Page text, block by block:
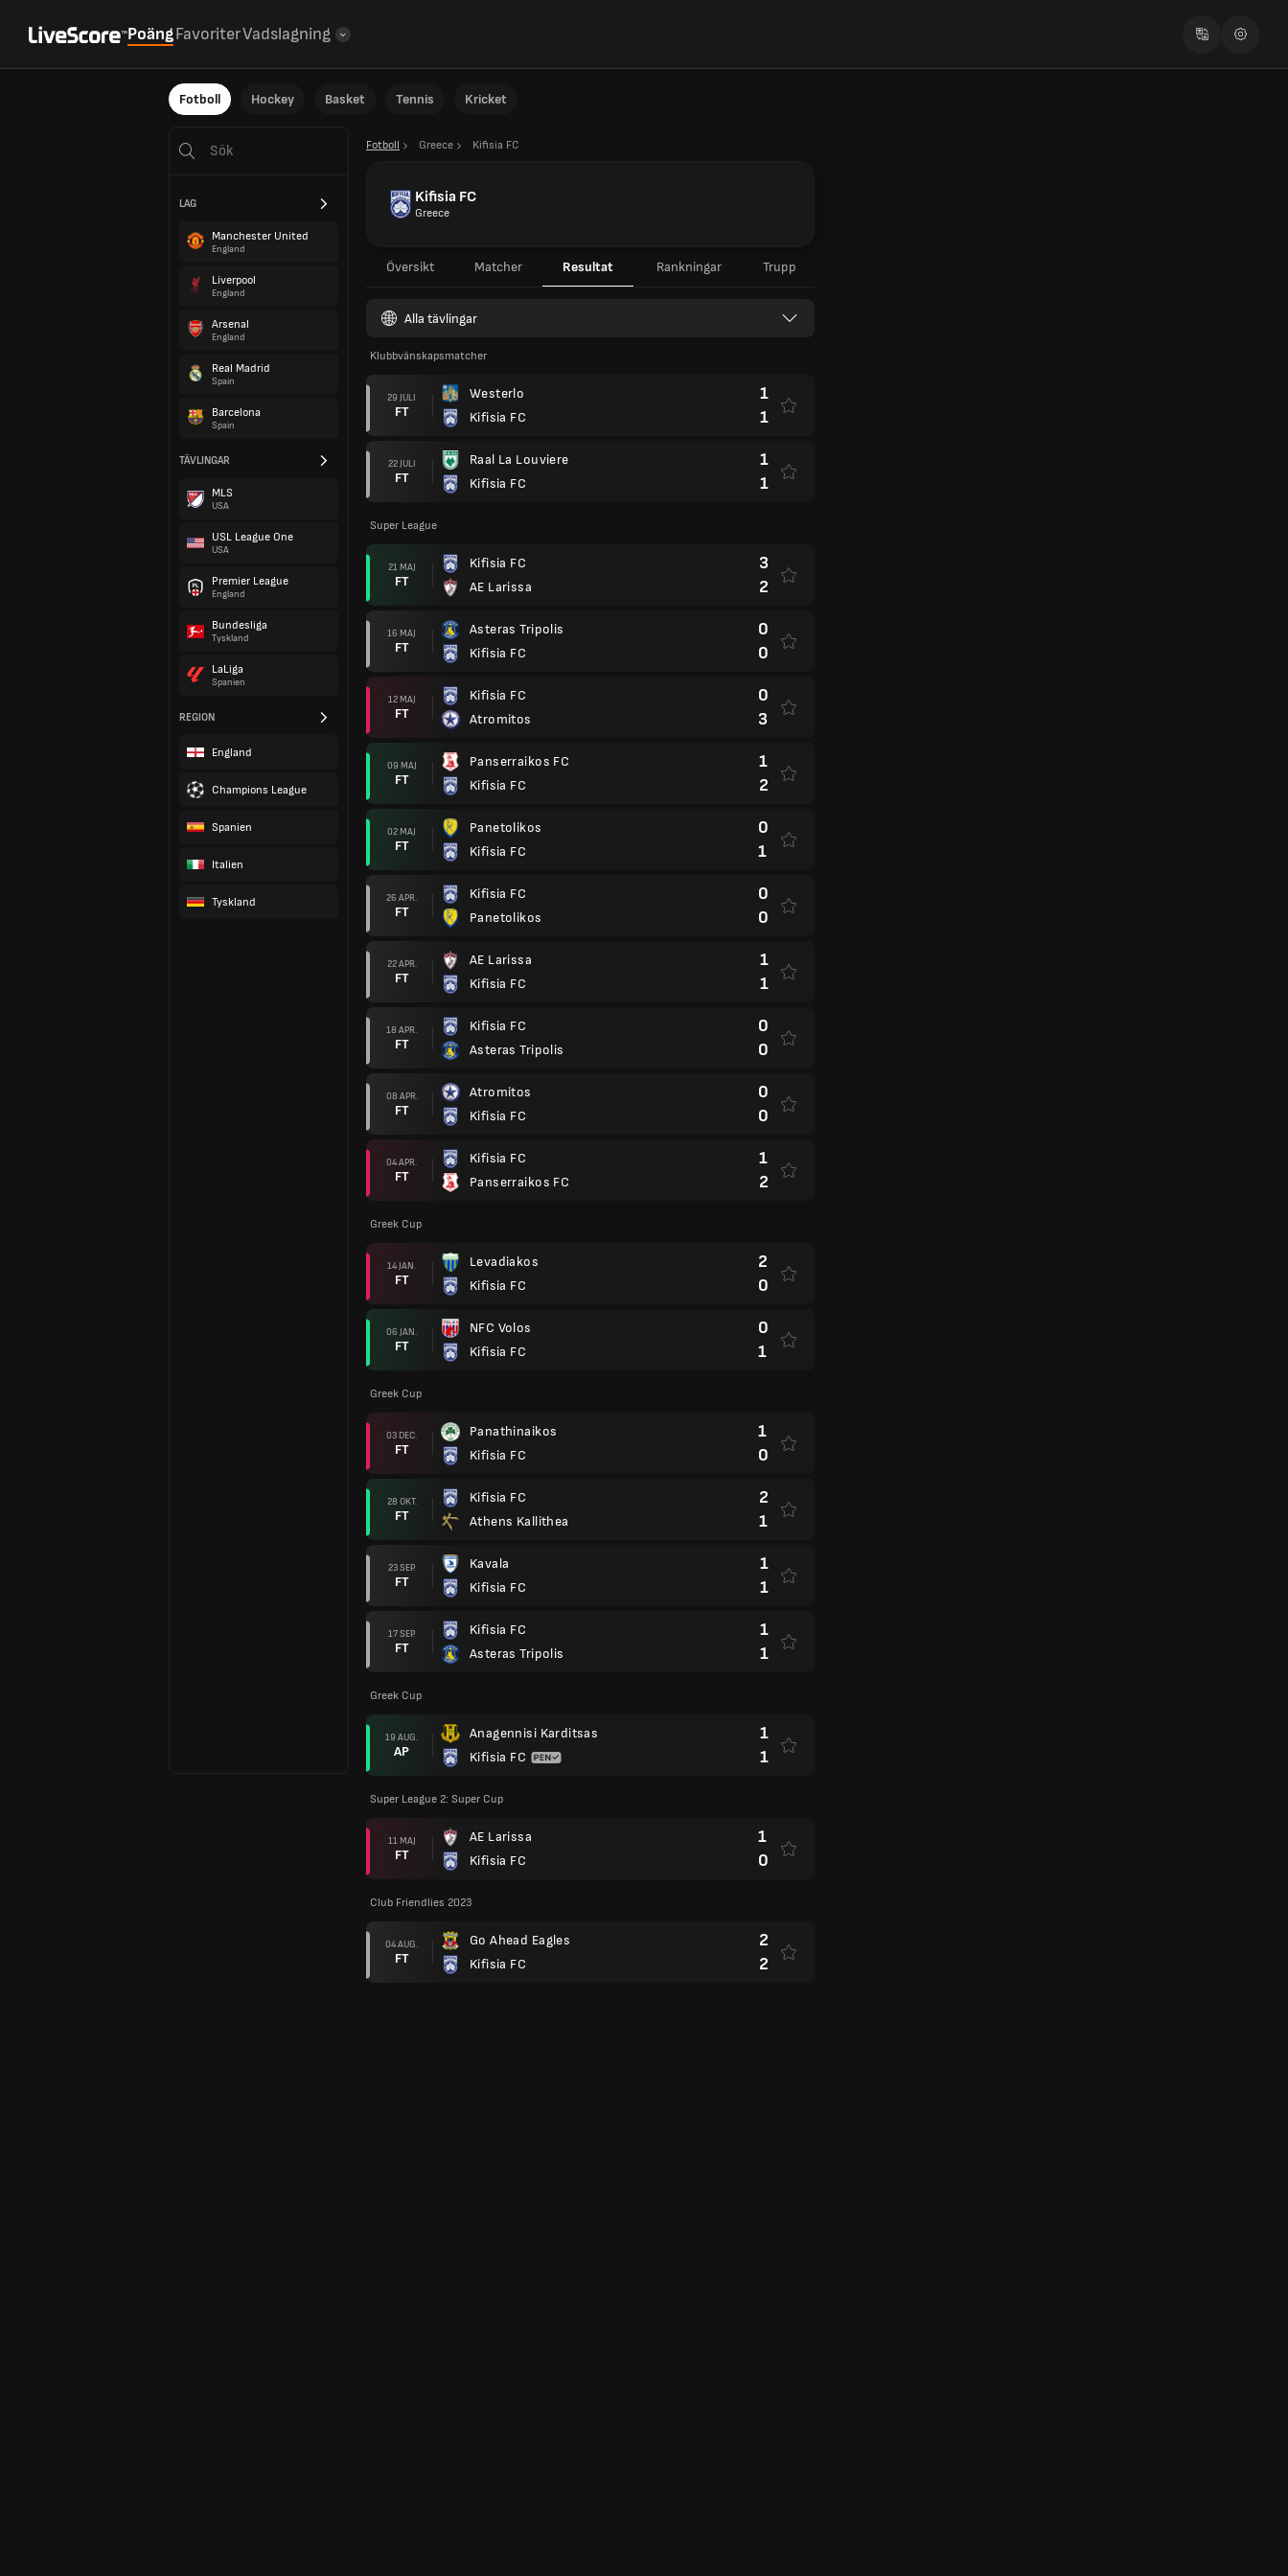
PoängFavoriterVadslagning
Fotboll Hockey Basket Tennis Kricket
LAG
Manchester United
England
Liverpool
England
Arsenal
England
Real Madrid
Spain
Barcelona
Spain
TÄVLINGAR
MLS
USA
USL League One
USA
Premier League
England
Bundesliga
Tyskland
LaLiga
Spanien
REGION
England
Champions League
Spanien
Italien
Tyskland
Fotboll Greece Kifisia FC
Kifisia FC
Greece
Översikt Matcher Resultat Rankningar Trupp
Alla tävlingar
Klubbvänskapsmatcher
29 JULI
FT
Westerlo
Kifisia FC
1
1
22 JULI
FT
Raal La Louviere
Kifisia FC
1
1
Super League
21 MAJ
FT
Kifisia FC
AE Larissa
3
2
16 MAJ
FT
Asteras Tripolis
Kifisia FC
0
0
12 MAJ
FT
Kifisia FC
Atromitos
0
3
09 MAJ
FT
Panserraikos FC
Kifisia FC
1
2
02 MAJ
FT
Panetolikos
Kifisia FC
0
1
26 APR.
FT
Kifisia FC
Panetolikos
0
0
22 APR.
FT
AE Larissa
Kifisia FC
1
1
18 APR.
FT
Kifisia FC
Asteras Tripolis
0
0
08 APR.
FT
Atromitos
Kifisia FC
0
0
04 APR.
FT
Kifisia FC
Panserraikos FC
1
2
Greek Cup
14 JAN.
FT
Levadiakos
Kifisia FC
2
0
06 JAN.
FT
NFC Volos
Kifisia FC
0
1
Greek Cup
03 DEC.
FT
Panathinaikos
Kifisia FC
1
0
28 OKT.
FT
Kifisia FC
Athens Kallithea
2
1
23 SEP.
FT
Kavala
Kifisia FC
1
1
17 SEP.
FT
Kifisia FC
Asteras Tripolis
1
1
Greek Cup
19 AUG.
AP
Anagennisi Karditsas
Kifisia FC
1
1
Super League 2: Super Cup
11 MAJ
FT
AE Larissa
Kifisia FC
1
0
Club Friendlies 2023
04 AUG.
FT
Go Ahead Eagles
Kifisia FC
2
2